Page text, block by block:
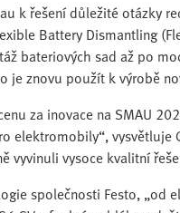
k řešení důležité otázky
Battery Dismantling
bateriových sad až po
je znovu použít k výrobě
za inovace na SMAU
elektromobily“, vysvětluje
vyvinuli vysoce kvalitní
společnosti Festo,